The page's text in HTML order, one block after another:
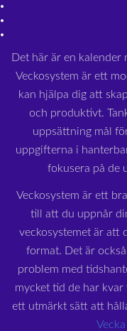
Det här är en kalender
Veckosystem är ett
kan hjälpa dig att
och produktivt.
uppsättning mål
uppgifterna i
fokusera på de
Veckosystem är ett
till att du uppnår
veckosystemet är att
format. Det är
problem med
mycket tid de har
ett utmärkt sätt att
Vecka